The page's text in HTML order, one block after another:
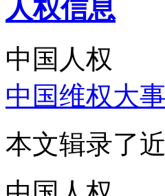
人权信息
中国人权
中国维权大
本文辑录了